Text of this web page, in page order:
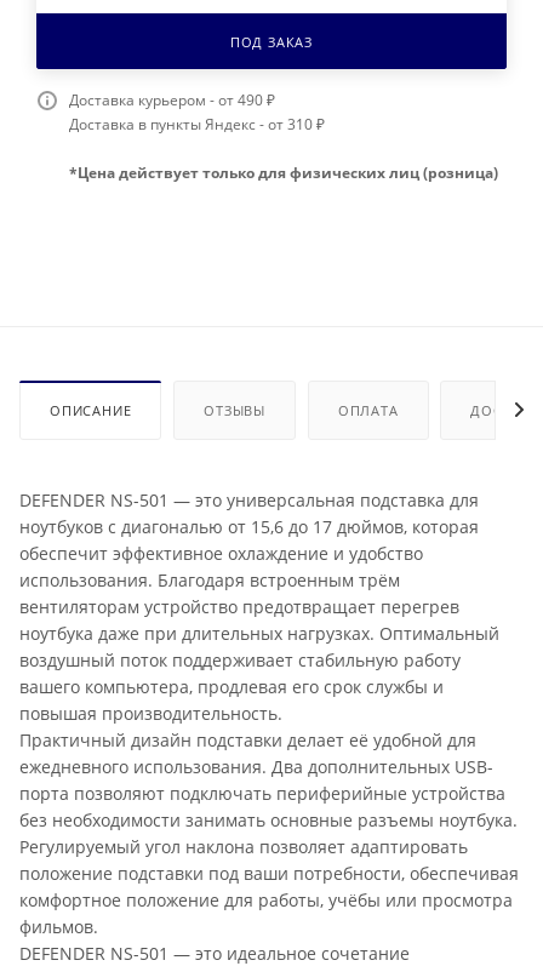
ПОД ЗАКАЗ
Доставка курьером - от 490 ₽
Доставка в пункты Яндекс - от 310 ₽
*Цена действует только для физических лиц (розница)
ОПИСАНИЕ ОТЗЫВЫ ОПЛАТА
DEFENDER NS-501 — это универсальная подставка для
ноутбуков с диагональю от 15,6 до 17 дюймов, которая
обеспечит эффективное охлаждение и удобство
использования. Благодаря встроенным трём
вентиляторам устройство предотвращает перегрев
ноутбука даже при длительных нагрузках. Оптимальный
воздушный поток поддерживает стабильную работу
вашего компьютера, продлевая его срок службы и
повышая производительность.
Практичный дизайн подставки делает её удобной для
ежедневного использования. Два дополнительных USB-
порта позволяют подключать периферийные устройства
без необходимости занимать основные разъемы ноутбука.
Регулируемый угол наклона позволяет адаптировать
положение подставки под ваши потребности, обеспечивая
комфортное положение для работы, учёбы или просмотра
фильмов.
DEFENDER NS-501 — это идеальное сочетание